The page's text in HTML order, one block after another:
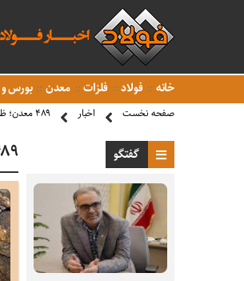
خانه فولاد فلزات معدن بورس و
صفحه نخست اخبار ۴۸۹ معدن؛ ظرفیت مغفول سرمایه‌گذاری در آذربایجان‌غربی
گفتگو ۴۸۹ معدن؛ ظرفیت مغفول